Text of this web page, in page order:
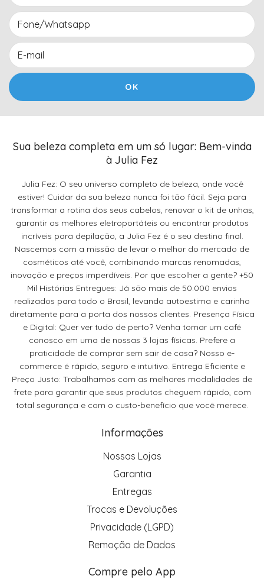
Sua beleza completa em um só lugar: Bem-vinda
à Julia Fez
Julia Fez: O seu universo completo de beleza, onde você
estiver! Cuidar da sua beleza nunca foi tão fácil. Seja para
transformar a rotina dos seus cabelos, renovar o kit de unhas,
garantir os melhores eletroportáteis ou encontrar produtos
incríveis para depilação, a Julia Fez é o seu destino final.
Nascemos com a missão de levar o melhor do mercado de
cosméticos até você, combinando marcas renomadas,
inovação e preços imperdíveis. Por que escolher a gente? +50
Mil Histórias Entregues: Já são mais de 50.000 envios
realizados para todo o Brasil, levando autoestima e carinho
diretamente para a porta dos nossos clientes. Presença Física
e Digital: Quer ver tudo de perto? Venha tomar um café
conosco em uma de nossas 3 lojas físicas. Prefere a
praticidade de comprar sem sair de casa? Nosso e-
commerce é rápido, seguro e intuitivo. Entrega Eficiente e
Preço Justo: Trabalhamos com as melhores modalidades de
frete para garantir que seus produtos cheguem rápido, com
total segurança e com o custo-benefício que você merece.
Informações
Nossas Lojas
Garantia
Entregas
Trocas e Devoluções
Privacidade (LGPD)
Remoção de Dados
Compre pelo App